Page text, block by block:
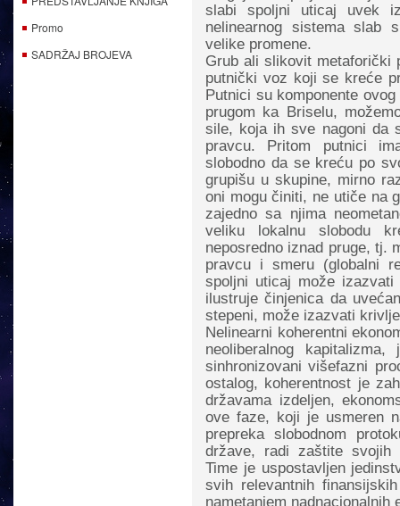
Promo
SADRŽAJ BROJEVA
slabi spoljni uticaj uvek
nelinearnog sistema slab
velike promene.
Grub ali slikovit
putnički voz koji se kreće
Putnici su komponente
prugom ka Briselu,
sile, koja ih sve nagoni da
pravcu. Pritom putnici
slobodno da se kreću po
grupišu u skupine, mirno
oni mogu činiti, ne utiče na
zajedno sa njima
veliku lokalnu slobodu
neposredno iznad pruge, tj.
pravcu i smeru (globalni
spoljni uticaj može
ilustruje činjenica da
stepeni, može izazvati
Nelinearni koherentni
neoliberalnog
sinhronizovani višefazni
ostalog, koherentnost je
državama izdeljen,
ove faze, koji je usmeren
prepreka slobodnom
države, radi zaštite svojih
Time je uspostavljen
svih relevantnih
nametanjem